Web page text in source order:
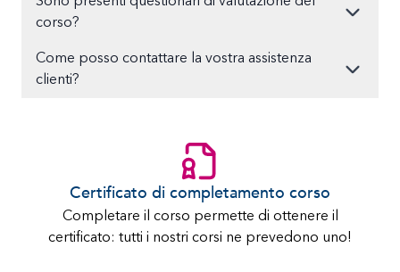
corso?
Come posso contattare la vostra assistenza
clienti?
Certificato di completamento corso
Completare il corso permette di ottenere il
certificato: tutti i nostri corsi ne prevedono uno!